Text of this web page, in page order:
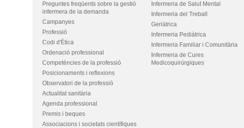
Preguntes freqüents sobre la gestió
infermera de la demanda
Campanyes
Professió
Codi d'Ètica
Ordenació professional
Competències de la professió
Posicionaments i reflexions
Observatori de la professió
Actualitat sanitària
Agenda professional
Premis i beques
Associacions i societats científiques
Infermeria de Salut Mental
Infermeria del Treball
Geriàtrica
Infermeria Pediàtrica
Infermeria Familiar i Comunitària
Infermeria de Cures
Medicoquirúrgiques